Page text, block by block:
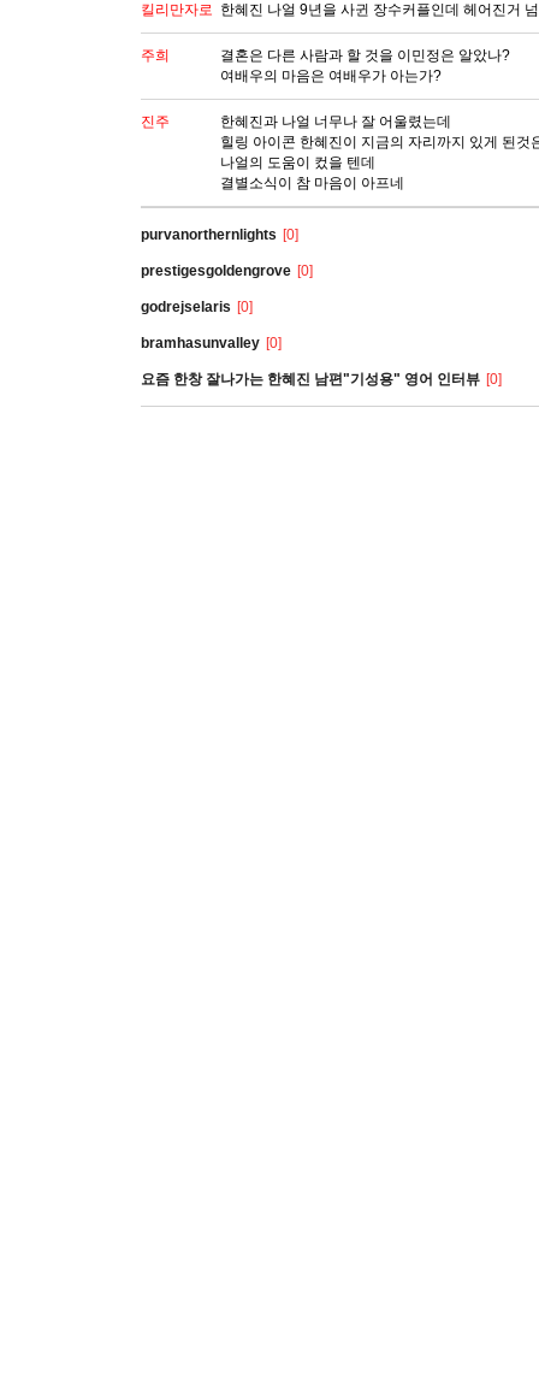
킬리만자로 한혜진 나얼 9년을 사귄 장수커플인데 헤어진거
주희
결혼은 다른 사람과 할 것을 이민정은 알았나?
여배우의 마음은 여배우가 아는가?
진주
한혜진과 나얼 너무나 잘 어울렸는데
힐링 아이콘 한혜진이 지금의 자리까지 있게 된것
나얼의 도움이 컸을 텐데
결별소식이 참 마음이 아프네
purvanorthernlights [0]
prestigesgoldengrove [0]
godrejselaris [0]
bramhasunvalley [0]
요즘 한창 잘나가는 한혜진 남편"기성용" 영어 인터뷰 [0]